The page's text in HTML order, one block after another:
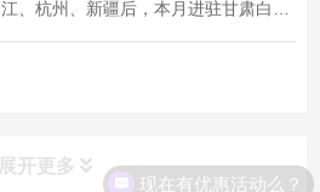
江、杭州、新疆后，本月进驻甘肃白银
展开更多
现在有优惠活动么？